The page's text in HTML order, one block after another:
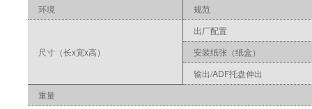
环境 规范
尺寸（长x宽x高）
出厂配置
安装纸张（纸盒）
输出/ADF托盘伸出
重量